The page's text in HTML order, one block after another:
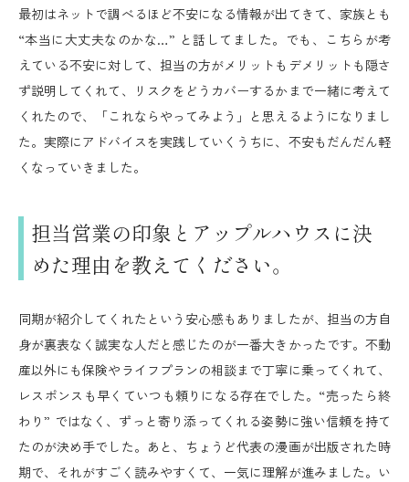
最初はネットで調べるほど不安になる情報が出てきて、家族とも
“本当に大丈夫なのかな…” と話してました。でも、こちらが考
えている不安に対して、担当の方がメリットもデメリットも隠さ
ず説明してくれて、リスクをどうカバーするかまで一緒に考えて
くれたので、「これならやってみよう」と思えるようになりまし
た。実際にアドバイスを実践していくうちに、不安もだんだん軽
くなっていきました。
担当営業の印象とアップルハウスに決
めた理由を教えてください。
同期が紹介してくれたという安心感もありましたが、担当の方自
身が裏表なく誠実な人だと感じたのが一番大きかったです。不動
産以外にも保険やライフプランの相談まで丁寧に乗ってくれて、
レスポンスも早くていつも頼りになる存在でした。“売ったら終
わり” ではなく、ずっと寄り添ってくれる姿勢に強い信頼を持て
たのが決め手でした。あと、ちょうど代表の漫画が出版された時
期で、それがすごく読みやすくて、一気に理解が進みました。い